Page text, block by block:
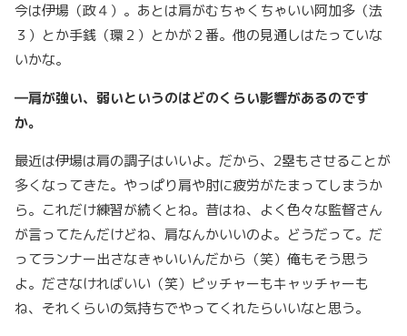
今は伊場（政４）。あとは肩がむちゃくちゃいい阿加多（法
３）とか手銭（環２）とかが２番。他の見通しはたっていな
いかな。
―肩が強い、弱いというのはどのくらい影響があるのです
か。
最近は伊場は肩の調子はいいよ。だから、2塁もさせることが
多くなってきた。やっぱり肩や肘に疲労がたまってしまうか
ら。これだけ練習が続くとね。昔はね、よく色々な監督さん
が言ってたんだけどね、肩なんかいいのよ。どうだって。だ
ってランナー出さなきゃいいんだから（笑）俺もそう思う
よ。ださなければいい（笑）ピッチャーもキャッチャーも
ね、それくらいの気持ちでやってくれたらいいなと思う。